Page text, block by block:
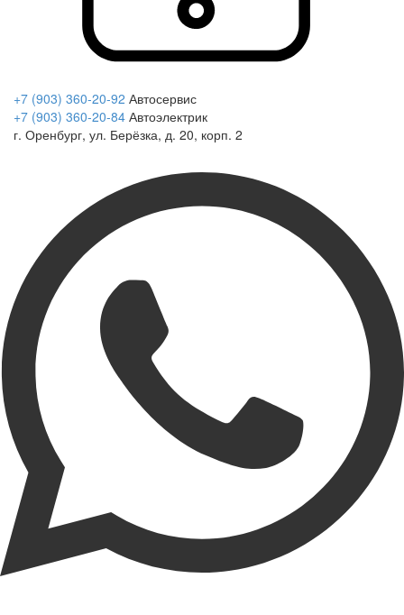
+7 (903) 360-20-92 Автосервис
+7 (903) 360-20-84 Автоэлектрик
г. Оренбург, ул. Берёзка, д. 20, корп. 2